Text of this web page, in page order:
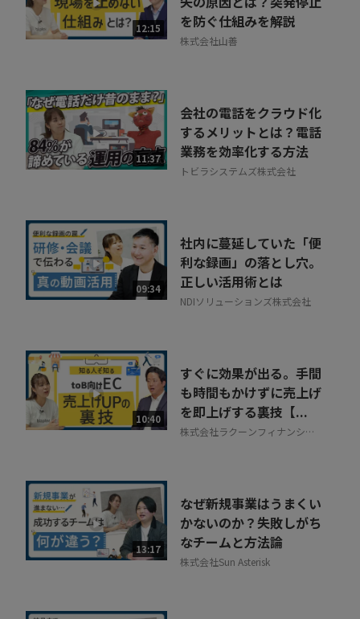
相談を希望する 無料
12:15
を防ぐ仕組みを解説
株式会社山善
11:37
会社の電話をクラウド化
するメリットとは？電話
業務を効率化する方法
トビラシステムズ株式会社
09:34
社内に蔓延していた「便
利な録画」の落とし穴。
正しい活用術とは
NDIソリューションズ株式会社
10:40
すぐに効果が出る。手間
も時間もかけずに売上げ
を即上げする裏技【...
株式会社ラクーンフィナンシャ
13:17
なぜ新規事業はうまくい
かないのか？失敗しがち
なチームと方法論
株式会社Sun Asterisk